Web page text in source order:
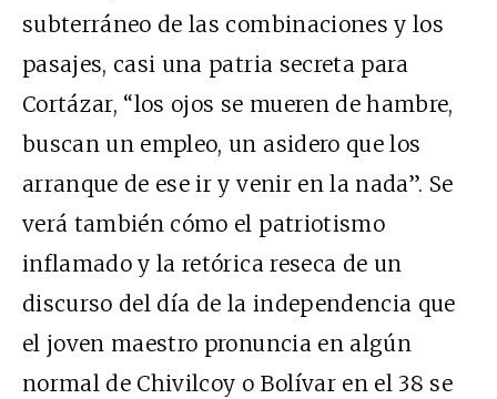
subterráneo de las combinaciones y los
pasajes, casi una patria secreta para
Cortázar, “los ojos se mueren de hambre,
buscan un empleo, un asidero que los
arranque de ese ir y venir en la nada”. Se
verá también cómo el patriotismo
inflamado y la retórica reseca de un
discurso del día de la independencia que
el joven maestro pronuncia en algún
normal de Chivilcoy o Bolívar en el 38 se